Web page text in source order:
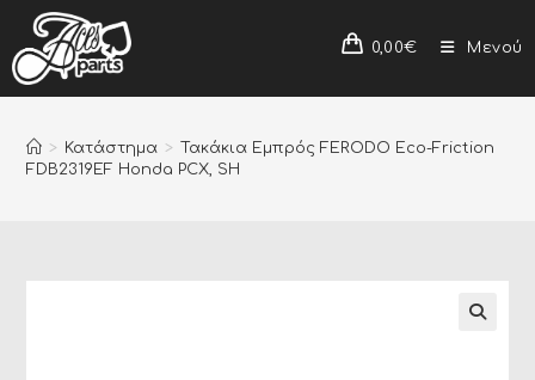
0,00€ Μενού
> Κατάστημα >
Τακάκια Εμπρός FERODO Eco-Friction
FDB2319EF Honda PCX, SH